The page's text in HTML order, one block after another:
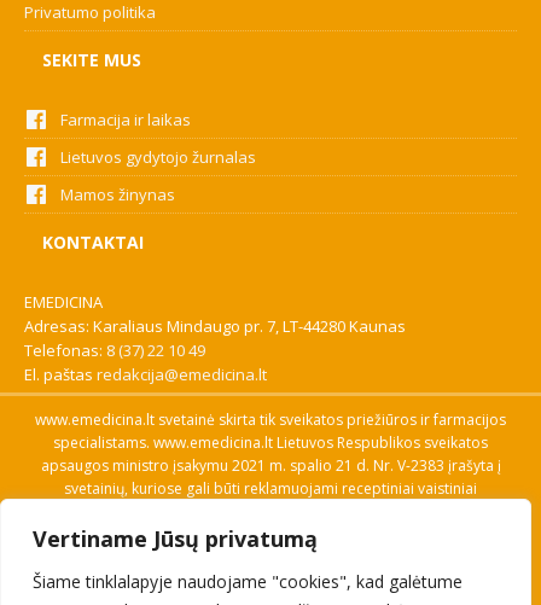
Vertiname Jūsų privatumą
Šiame tinklalapyje naudojame "cookies", kad galėtume
Privatumo politika
SEKITE MUS
Farmacija ir laikas
Lietuvos gydytojo žurnalas
Mamos žinynas
KONTAKTAI
EMEDICINA
Adresas: Karaliaus Mindaugo pr. 7, LT-44280 Kaunas
Telefonas: 8 (37) 22 10 49
El. paštas redakcija@emedicina.lt
www.emedicina.lt svetainė skirta tik sveikatos priežiūros ir farmacijos
specialistams. www.emedicina.lt Lietuvos Respublikos sveikatos
apsaugos ministro įsakymu 2021 m. spalio 21 d. Nr. V-2383 įrašyta į
svetainių, kuriose gali būti reklamuojami receptiniai vaistiniai
savo profesinę kvalifikaciją. Naudingos nuorodos: Vaistų ir medicinos
pagalbos priemonių kainų paieška, VVKT tinklalapis, Sveikatos
priežiūros ar farmacijos specialisto pranešimo apie įtariamą